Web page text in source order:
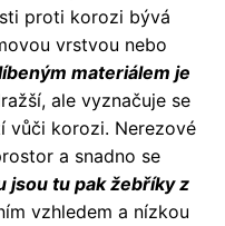
proti korozi bývá
vrstvou nebo
materiálem je
ale vyznačuje se
vůči korozi. Nerezové
a snadno se
jsou tu pak žebříky z
vzhledem a nízkou